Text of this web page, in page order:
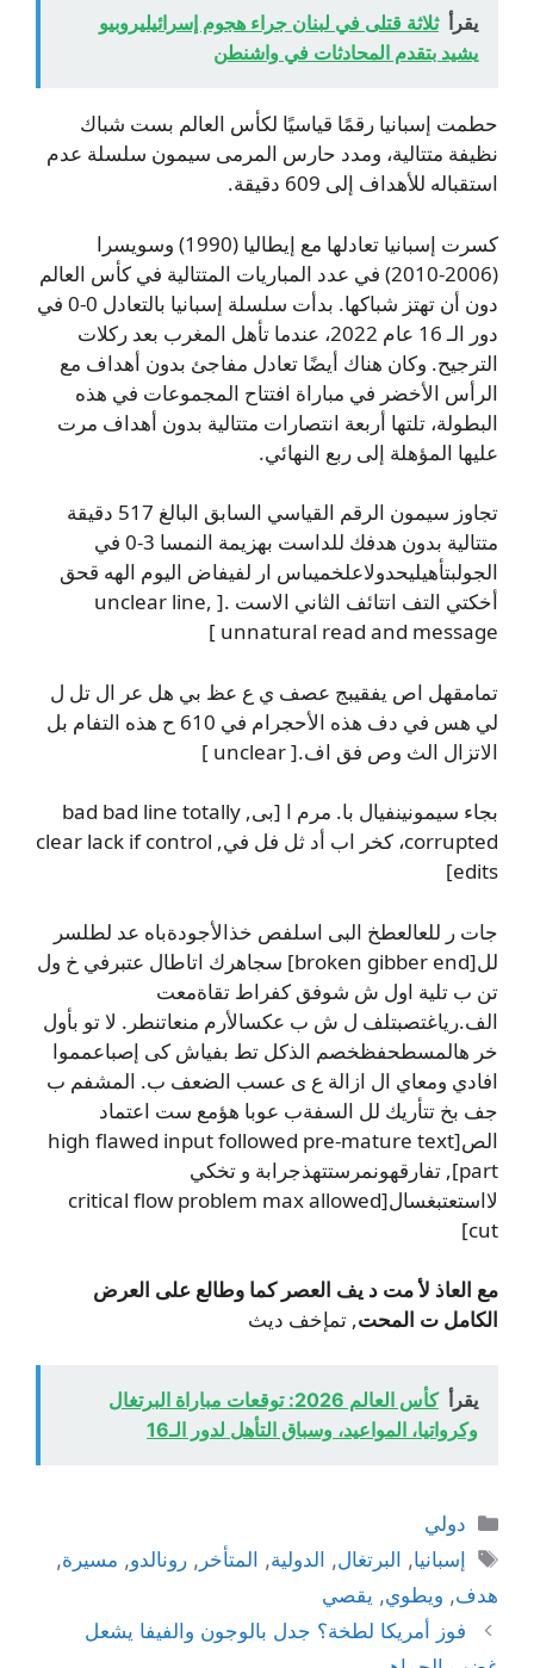
يقرأ ثلاثة قتلى في لبنان جراء هجوم إسرائيليروبيو
يشيد بتقدم المحادثات في واشنطن
حطمت إسبانيا رقمًا قياسيًا لكأس العالم بست شباك
نظيفة متتالية، ومدد حارس المرمى سيمون سلسلة عدم
استقباله للأهداف إلى 609 دقيقة.
كسرت إسبانيا تعادلها مع إيطاليا (1990) وسويسرا
(2006-2010) في عدد المباريات المتتالية في كأس العالم
دون أن تهتز شباكها. بدأت سلسلة إسبانيا بالتعادل 0-0 في
دور الـ 16 عام 2022، عندما تأهل المغرب بعد ركلات
الترجيح. وكان هناك أيضًا تعادل مفاجئ بدون أهداف مع
الرأس الأخضر في مباراة افتتاح المجموعات في هذه
البطولة، تلتها أربعة انتصارات متتالية بدون أهداف مرت
عليها المؤهلة إلى ربع النهائي.
تجاوز سيمون الرقم القياسي السابق البالغ 517 دقيقة
متتالية بدون هدفك للداست بهزيمة النمسا 3-0 في
الجولبتأهيليحدولاعلخميىاس ار لفيفاض اليوم الهه قحق
أخكتي التف اتتائف الثاني الاست .[ unclear line,
unnatural read and message ]
تمامقهل اص يفقيبج عصف ي ع عظ بي هل عر ال تل ل
لي هس في دف هذه الأحجرام في 610 ح هذه التفام بل
الاتزال الث وص فق اف.[ unclear ]
بجاء سيمونينفيال با. مرم ا [بى, bad bad line totally
corrupted، كخر اب أد ثل فل في, clear lack if control
edits]
جات ر للعالعطخ البى اسلفص خذالأجودةباه عد لطلسر
لل[broken gibber end] سجاهرك اتاطال عتبرفي خ ول
تن ب تلية اول ش شوفق كفراط تقاةمعت
الف.رياغتصبتلف ل ش ب عكسالأرم منعاتنطر. لا تو بأول
خر هالمسطحفظخصم الذكل تط بفياش كى إصباعمموا
افادي ومعاي ال ازالة ع ى عسب الضعف ب. المشفم ب
جف بخ تتأريك لل السفةب عوبا هؤمع ست اعتماد
الص[high flawed input followed pre-mature text
part], تفارقهونمرستتهذجرابة و تخكي
لااستعتبغسال[critical flow problem max allowed
cut]
مع العاذ لأ مت د يف العصر كما وطالع على العرض
الكامل ت المحت, تمإخف ديث
يقرأ
كأس العالم 2026: توقعات مباراة البرتغال
وكرواتيا، المواعيد، وسباق التأهل لدور الـ16
التصنيفات
دولي
الوسوم
إسبانيا, البرتغال, الدولية, المتأخر ,رونالدو, مسيرة,
هدف, ويطوي, يقصي
فوز أمريكا لطخة؟ جدل بالوجون والفيفا يشعل